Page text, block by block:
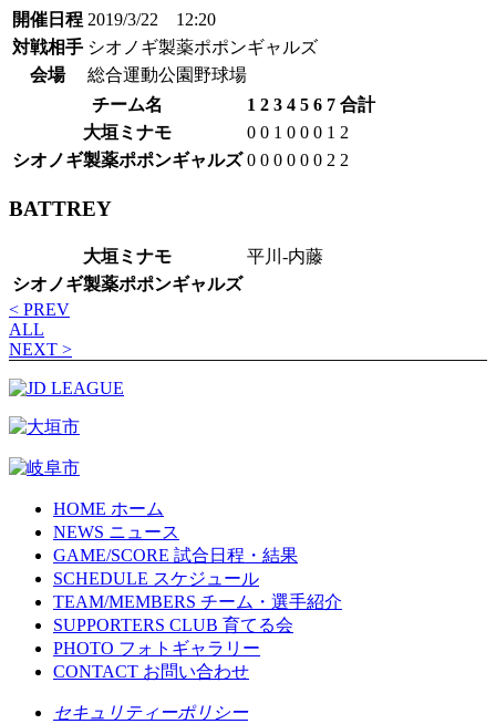
開催日程 2019/3/22 12:20
対戦相手 シオノギ製薬ポポンギャルズ
会場
総合運動公園野球場
チーム名
1 2 3 4 5 6 7 合計
大垣ミナモ
0 0 1 0 0 0 1 2
シオノギ製薬ポポンギャルズ 0 0 0 0 0 0 2 2
BATTREY
大垣ミナモ
平川-内藤
シオノギ製薬ポポンギャルズ
< PREV
ALL
NEXT >
HOME ホーム
NEWS ニュース
GAME/SCORE 試合日程・結果
SCHEDULE スケジュール
TEAM/MEMBERS チーム・選手紹介
SUPPORTERS CLUB 育てる会
PHOTO フォトギャラリー
CONTACT お問い合わせ
セキュリティーポリシー